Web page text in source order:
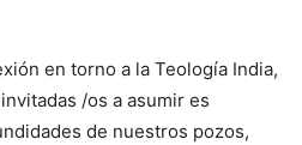
en torno a la Teología India,
/os a asumir es
de nuestros pozos,